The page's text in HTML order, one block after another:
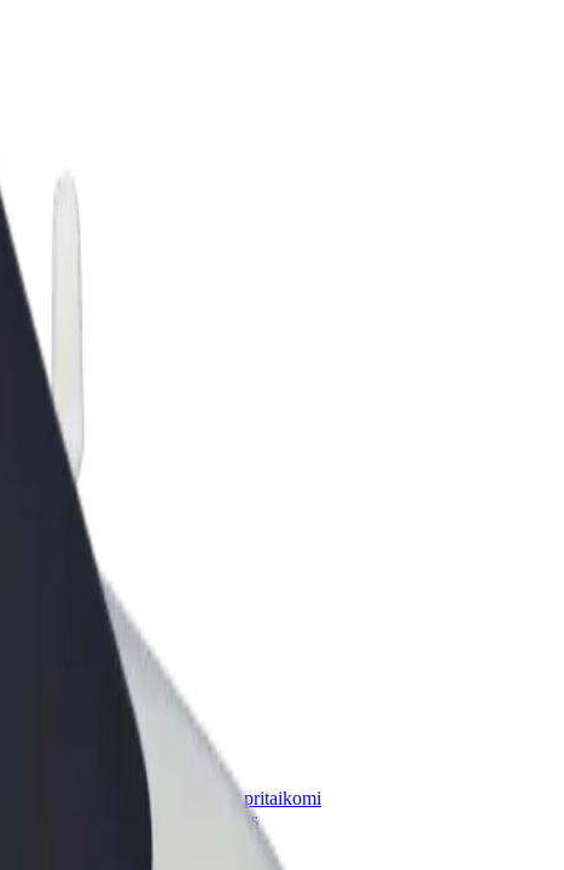
„Bolt for Business“
Atskirų įmonių poreikiams pritaikomi
„Bolt“ produktai ir paslaugos